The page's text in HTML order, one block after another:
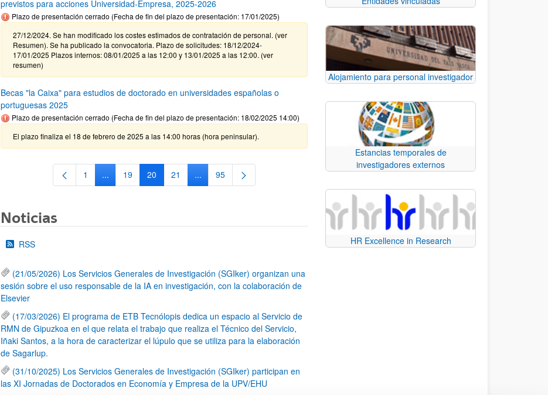
previstos para acciones Universidad-Empresa, 2025-2026
Plazo de presentación cerrado (Fecha de fin del plazo de presentación: 17/01/2025)
27/12/2024. Se han modificado los costes estimados de contratación de personal. (ver
Resumen). Se ha publicado la convocatoria. Plazo de solicitudes: 18/12/2024-
17/01/2025 Plazos internos: 08/01/2025 a las 12:00 y 13/01/2025 a las 12:00. (ver
resumen)
Becas "la Caixa" para estudios de doctorado en universidades españolas o
portuguesas 2025
Plazo de presentación cerrado (Fecha de fin del plazo de presentación: 18/02/2025 14:00)
El plazo finaliza el 18 de febrero de 2025 a las 14:00 horas (hora peninsular).
Página
1 ...Páginas intermedias Use TAB para desplazarse.
Página
19 Página
20 Página
21 ...Páginas intermedias Use TAB para desplazarse.
Página
95
Noticias
RSS
(21/05/2026) Los Servicios Generales de Investigación (SGIker) organizan una
sesión sobre el uso responsable de la IA en investigación, con la colaboración de
Elsevier
(17/03/2026) El programa de ETB Tecnólopis dedica un espacio al Servicio de
RMN de Gipuzkoa en el que relata el trabajo que realiza el Técnico del Servicio,
Iñaki Santos, a la hora de caracterizar el lúpulo que se utiliza para la elaboración
de Sagarlup.
(31/10/2025) Los Servicios Generales de Investigación (SGIker) participan en
las XI Jornadas de Doctorados en Economía y Empresa de la UPV/EHU
Alojamiento para personal investigador
Estancias temporales de
investigadores externos
HR Excellence in Research